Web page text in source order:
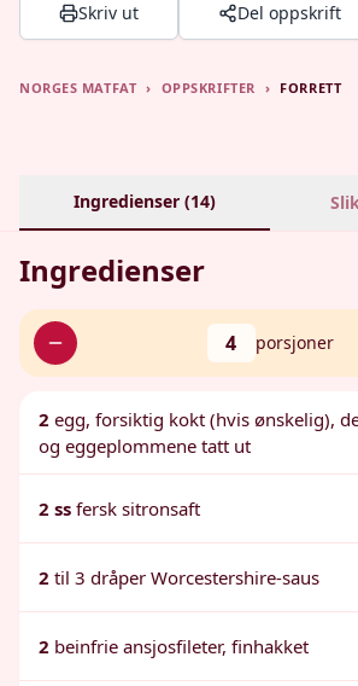
Skriv ut Del oppskrift
NORGES MATFAT › OPPSKRIFTER › FORRETT
Ingredienser (14)
Ingredienser
4 porsjoner
2 egg, forsiktig kokt (hvis ønskelig),
og eggeplommene tatt ut
2 ss fersk sitronsaft
2 til 3 dråper Worcestershire-saus
2 beinfrie ansjosfileter, finhakket